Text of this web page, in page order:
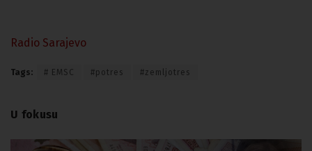
Radio Sarajevo
Tags: # EMSC #potres #zemljotres
U fokusu